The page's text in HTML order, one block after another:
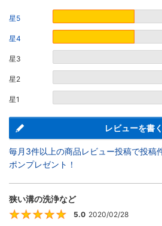
星5
星4
星3
星2
星1
レビューを書く
毎月3件以上の商品レビュー投稿で投稿
ポンプレゼント！
狭い溝の洗浄など
5
5.0 2020/02/28